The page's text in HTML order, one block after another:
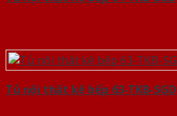
Tủ nội thất kệ bếp 63-TKB-SGD